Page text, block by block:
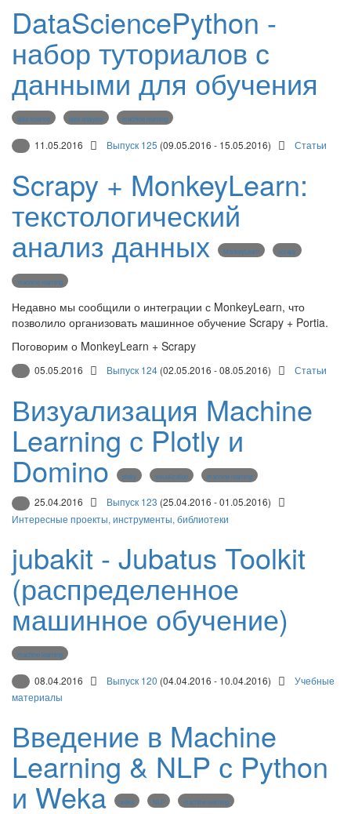
DataSciencePython -
набор туториалов с
данными для обучения
data science data analysis machine learning
11.05.2016 Выпуск 125 (09.05.2016 - 15.05.2016) Статьи
Scrapy + MonkeyLearn:
текстологический
анализ данных MonkeyLearn scrapy
machine learning
Недавно мы сообщили о интеграции с MonkeyLearn, что
позволило организовать машинное обучение Scrapy + Portia.
Поговорим о MonkeyLearn + Scrapy
05.05.2016 Выпуск 124 (02.05.2016 - 08.05.2016) Статьи
Визуализация Machine
Learning с Plotly и
Domino plotly visualization machine learning
25.04.2016 Выпуск 123 (25.04.2016 - 01.05.2016)
Интересные проекты, инструменты, библиотеки
jubakit - Jubatus Toolkit
(распределенное
машинное обучение)
machine learning
08.04.2016 Выпуск 120 (04.04.2016 - 10.04.2016)
Учебные
материалы
Введение в Machine
Learning & NLP с Python
и Weka weka NLP machine learning